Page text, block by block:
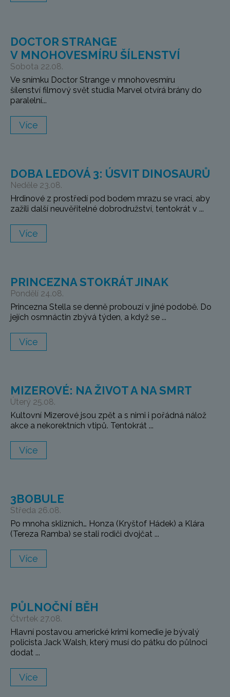
DOCTOR STRANGE
V MNOHOVESMÍRU ŠÍLENSTVÍ
Sobota 22.08.
Ve snímku Doctor Strange v mnohovesmíru
šílenství filmový svět studia Marvel otvírá brány do
paralelní...
Více
DOBA LEDOVÁ 3: ÚSVIT DINOSAURŮ
Neděle 23.08.
Hrdinové z prostředí pod bodem mrazu se vrací, aby
zažili další neuvěřitelné dobrodružství, tentokrát v ...
Více
PRINCEZNA STOKRÁT JINAK
Pondělí 24.08.
Princezna Stella se denně probouzí v jiné podobě. Do
jejích osmnáctin zbývá týden, a když se ...
Více
MIZEROVÉ: NA ŽIVOT A NA SMRT
Úterý 25.08.
Kultovní Mizerové jsou zpět a s nimi i pořádná nálož
akce a nekorektních vtipů. Tentokrát ...
Více
3BOBULE
Středa 26.08.
Po mnoha sklizních… Honza (Kryštof Hádek) a Klára
(Tereza Ramba) se stali rodiči dvojčat ...
Více
PŮLNOČNÍ BĚH
Čtvrtek 27.08.
Hlavní postavou americké krimi komedie je bývalý
policista Jack Walsh, který musí do pátku do půlnoci
dodat ...
Více